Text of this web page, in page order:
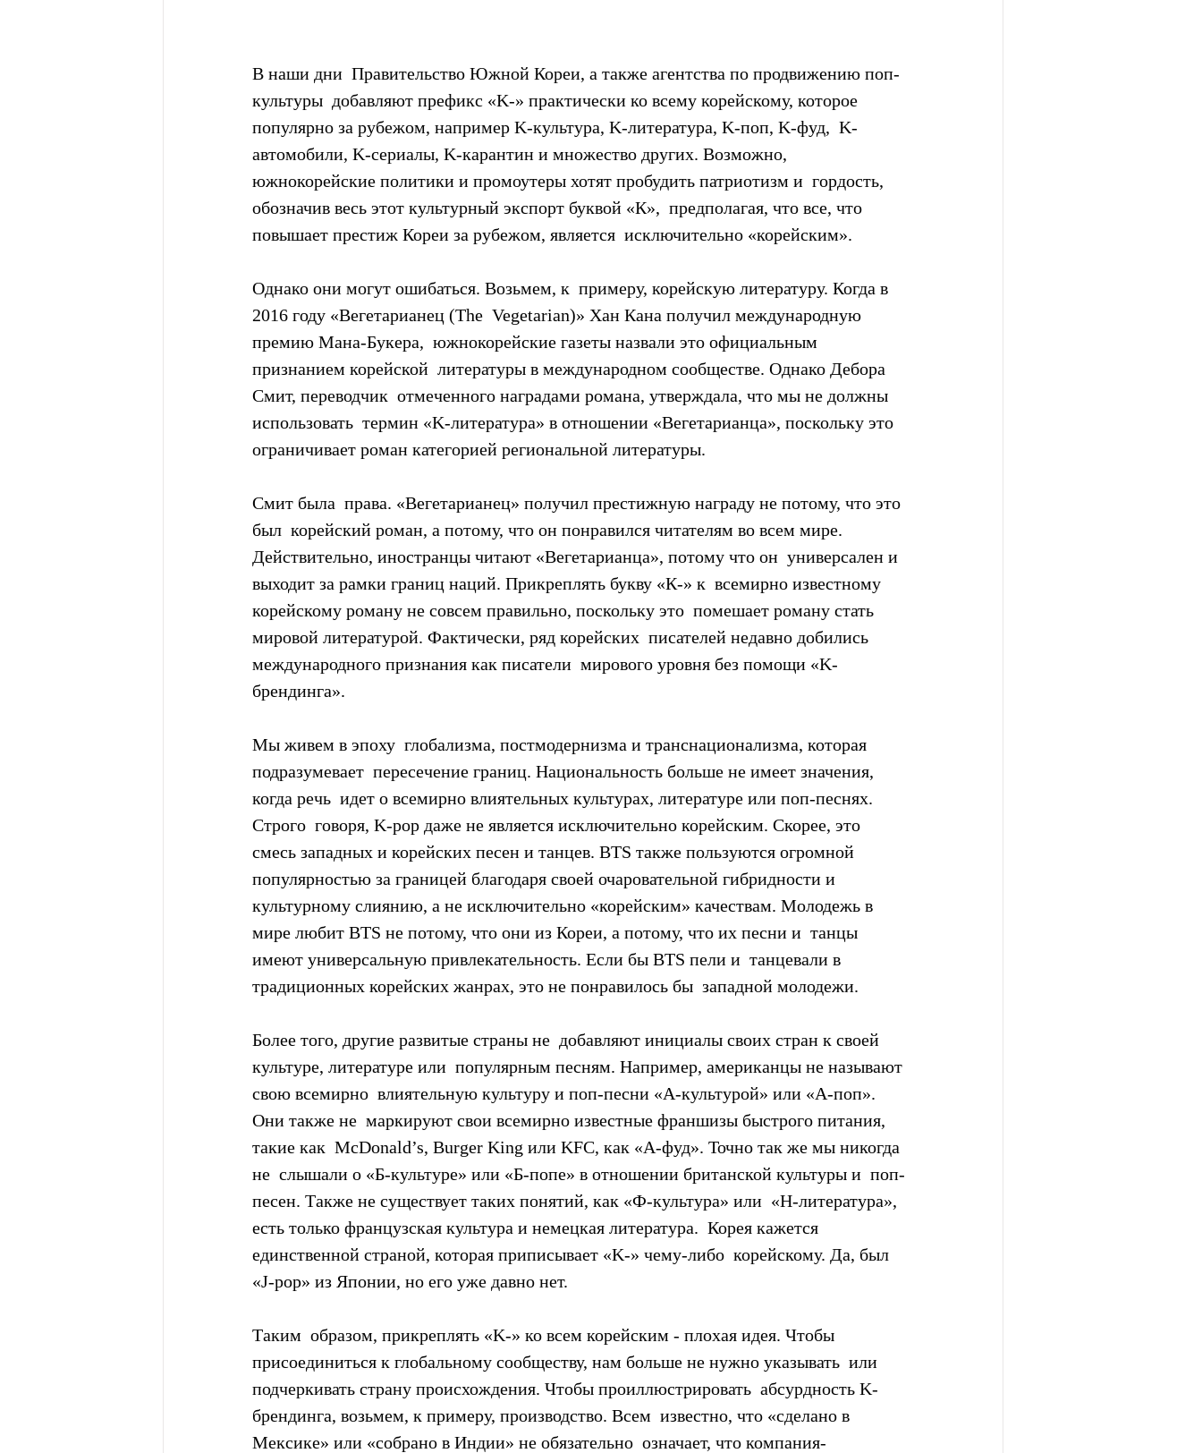
В наши дни  Правительство Южной Кореи, а также агентства по продвижению поп-
культуры  добавляют префикс «K-» практически ко всему корейскому, которое
популярно за рубежом, например K-культура, K-литература, K-поп, K-фуд,  K-
автомобили, K-сериалы, K-карантин и множество других. Возможно,
южнокорейские политики и промоутеры хотят пробудить патриотизм и  гордость,
обозначив весь этот культурный экспорт буквой «К»,  предполагая, что все, что
повышает престиж Кореи за рубежом, является  исключительно «корейским».
Однако они могут ошибаться. Возьмем, к  примеру, корейскую литературу. Когда в
2016 году «Вегетарианец (The  Vegetarian)» Хан Кана получил международную
премию Мана-Букера,  южнокорейские газеты назвали это официальным
признанием корейской  литературы в международном сообществе. Однако Дебора
Смит, переводчик  отмеченного наградами романа, утверждала, что мы не должны
использовать  термин «K-литература» в отношении «Вегетарианца», поскольку это
ограничивает роман категорией региональной литературы.
Смит была  права. «Вегетарианец» получил престижную награду не потому, что это
был  корейский роман, а потому, что он понравился читателям во всем мире.
Действительно, иностранцы читают «Вегетарианца», потому что он  универсален и
выходит за рамки границ наций. Прикреплять букву «К-» к  всемирно известному
корейскому роману не совсем правильно, поскольку это  помешает роману стать
мировой литературой. Фактически, ряд корейских  писателей недавно добились
международного признания как писатели  мирового уровня без помощи «K-
брендинга».
Мы живем в эпоху  глобализма, постмодернизма и транснационализма, которая
подразумевает  пересечение границ. Национальность больше не имеет значения,
когда речь  идет о всемирно влиятельных культурах, литературе или поп-песнях.
Строго  говоря, K-pop даже не является исключительно корейским. Скорее, это
смесь западных и корейских песен и танцев. BTS также пользуются огромной
популярностью за границей благодаря своей очаровательной гибридности и
культурному слиянию, а не исключительно «корейским» качествам. Молодежь в
мире любит BTS не потому, что они из Кореи, а потому, что их песни и  танцы
имеют универсальную привлекательность. Если бы BTS пели и  танцевали в
традиционных корейских жанрах, это не понравилось бы  западной молодежи.
Более того, другие развитые страны не  добавляют инициалы своих стран к своей
культуре, литературе или  популярным песням. Например, американцы не называют
свою всемирно  влиятельную культуру и поп-песни «А-культурой» или «А-поп».
Они также не  маркируют свои всемирно известные франшизы быстрого питания,
такие как  McDonald’s, Burger King или KFC, как «A-фуд». Точно так же мы никогда
не  слышали о «Б-культуре» или «Б-попе» в отношении британской культуры и  поп-
песен. Также не существует таких понятий, как «Ф-культура» или  «Н-литература»,
есть только французская культура и немецкая литература.  Корея кажется
единственной страной, которая приписывает «K-» чему-либо  корейскому. Да, был
«J-pop» из Японии, но его уже давно нет.
Таким  образом, прикреплять «K-» ко всем корейским - плохая идея. Чтобы
присоединиться к глобальному сообществу, нам больше не нужно указывать  или
подчеркивать страну происхождения. Чтобы проиллюстрировать  абсурдность K-
брендинга, возьмем, к примеру, производство. Всем  известно, что «сделано в
Мексике» или «собрано в Индии» не обязательно  означает, что компания-